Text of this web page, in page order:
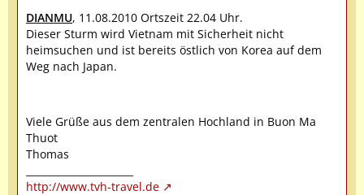
DIANMU, 11.08.2010 Ortszeit 22.04 Uhr.
Dieser Sturm wird Vietnam mit Sicherheit nicht
heimsuchen und ist bereits östlich von Korea auf dem
Weg nach Japan.
Viele Grüße aus dem zentralen Hochland in Buon Ma
Thuot
Thomas
http://www.tvh-travel.de